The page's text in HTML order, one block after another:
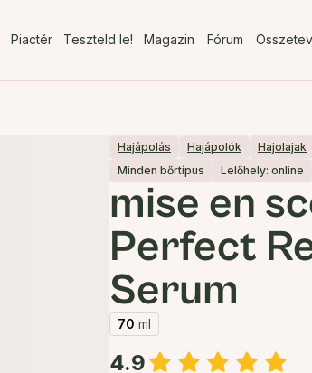
Piactér Teszteld le! Magazin Fórum
Hajápolás Hajápolók
Hajolajak
Minden bőrtípus
Lelőhely: online
mise en
Perfect
Serum
70 ml
4.9